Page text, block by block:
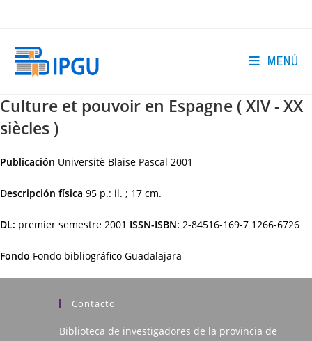
MENÚ
Culture et pouvoir en Espagne ( XIV - XX
siècles )
Publicación Universitè Blaise Pascal 2001
Descripción física 95 p.: il. ; 17 cm.
DL: premier semestre 2001 ISSN-ISBN: 2-84516-169-7 1266-6726
Fondo Fondo bibliográfico Guadalajara
Contacto
Biblioteca de investigadores de la provincia de